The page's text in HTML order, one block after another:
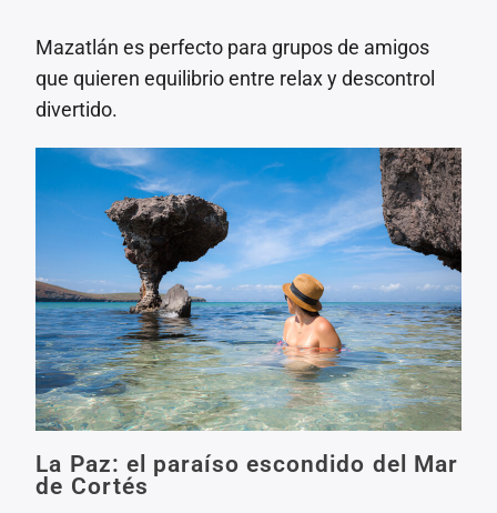
Mazatlán es perfecto para grupos de amigos
que quieren equilibrio entre relax y descontrol
divertido.
La Paz: el paraíso escondido del Mar
de Cortés